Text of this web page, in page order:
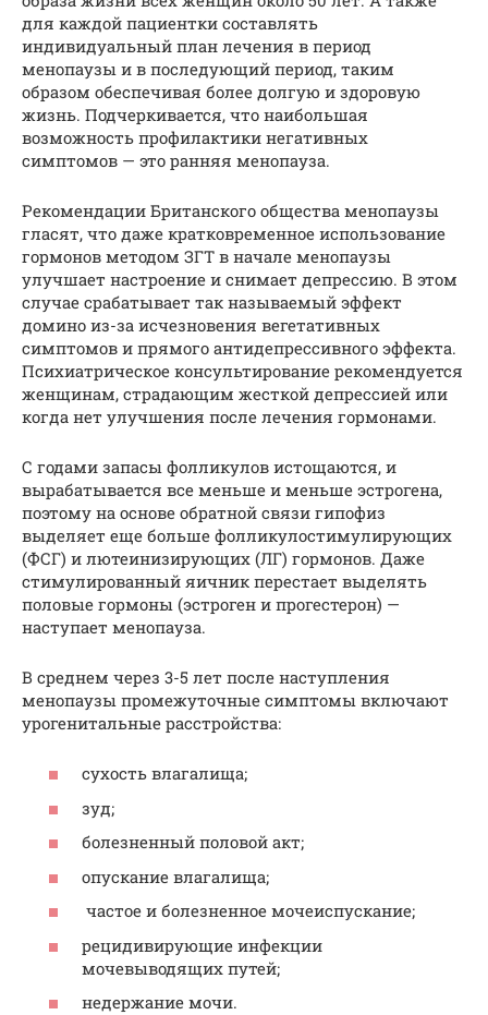
для каждой пациентки составлять
индивидуальный план лечения в период
менопаузы и в последующий период, таким
образом обеспечивая более долгую и здоровую
жизнь. Подчеркивается, что наибольшая
возможность профилактики негативных
симптомов — это ранняя менопауза.
Рекомендации Британского общества менопаузы
гласят, что даже кратковременное использование
гормонов методом ЗГТ в начале менопаузы
улучшает настроение и снимает депрессию. В этом
случае срабатывает так называемый эффект
домино из-за исчезновения вегетативных
симптомов и прямого антидепрессивного эффекта.
Психиатрическое консультирование рекомендуется
женщинам, страдающим жесткой депрессией или
когда нет улучшения после лечения гормонами.
С годами запасы фолликулов истощаются, и
вырабатывается все меньше и меньше эстрогена,
поэтому на основе обратной связи гипофиз
выделяет еще больше фолликулостимулирующих
(ФСГ) и лютеинизирующих (ЛГ) гормонов. Даже
стимулированный яичник перестает выделять
половые гормоны (эстроген и прогестерон) —
наступает менопауза.
В среднем через 3-5 лет после наступления
менопаузы промежуточные симптомы включают
урогенитальные расстройства:
сухость влагалища;
зуд;
болезненный половой акт;
опускание влагалища;
частое и болезненное мочеиспускание;
рецидивирующие инфекции
мочевыводящих путей;
недержание мочи.